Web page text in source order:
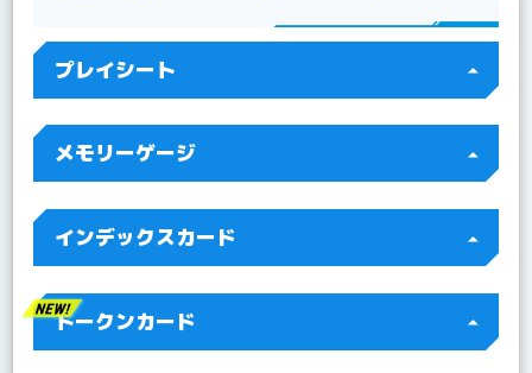
2022/07/22
Q&A テーマブースター ドラゴンズロア【EX-03】を
更新！
2022/07/15 Q&Aを更新！
プレイシート
メモリーゲージ
インデックスカード
トークンカード